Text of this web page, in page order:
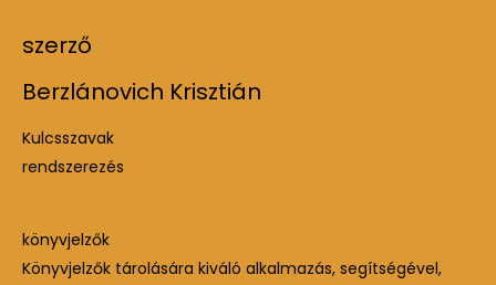
szerző
Berzlánovich Krisztián
Kulcsszavak
rendszerezés
könyvjelzők
Könyvjelzők tárolására kiváló alkalmazás, segítségével,